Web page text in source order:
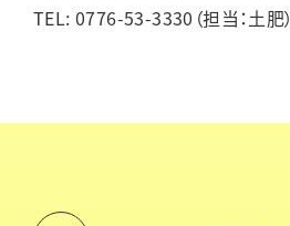
TEL: 0776-53-3330（担当：土肥）